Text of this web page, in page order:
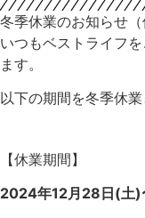
冬季休業のお知らせ（
いつもベストライフ
ます。
以下の期間を冬季休業
【休業期間】
2024年12月28日(土